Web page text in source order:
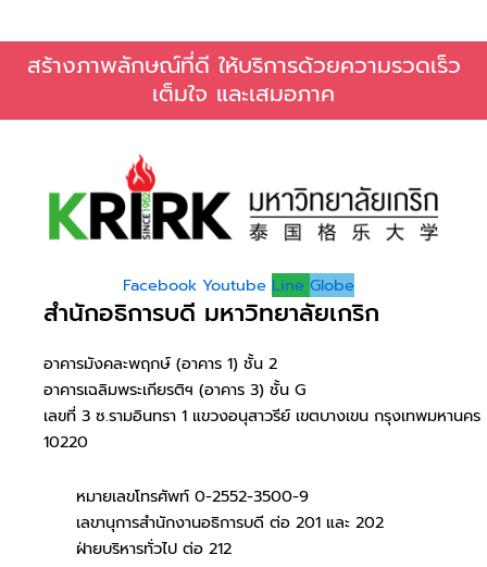
สร้างภาพลักษณ์ที่ดี ให้บริการด้วยความรวดเร็ว
เต็มใจ และเสมอภาค
Facebook Youtube Line Globe
สำนักอธิการบดี มหาวิทยาลัยเกริก
อาคารมังคละพฤกษ์ (อาคาร 1) ชั้น 2
อาคารเฉลิมพระเกียรติฯ (อาคาร 3) ชั้น G
เลขที่ 3 ซ.รามอินทรา 1 แขวงอนุสาวรีย์ เขตบางเขน กรุงเทพมหานคร
10220
หมายเลขโทรศัพท์ 0-2552-3500-9
เลขานุการสำนักงานอธิการบดี ต่อ 201 และ 202
ฝ่ายบริหารทั่วไป ต่อ 212